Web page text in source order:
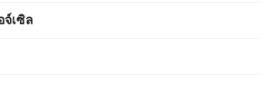
จ์เซิล